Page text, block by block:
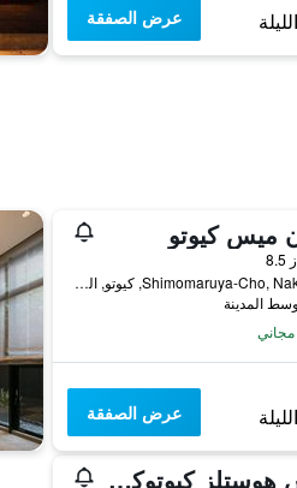
عرض الصفقة
ميس كيوتو
410-3 Shimomaruya-Cho, Nakagyo-ku, كيوتو, اليابان
عرض الصفقة
ليف ماكس هوستلز كيوتوكيماي